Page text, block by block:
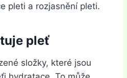
pleti a rozjasnění pleti.
pleť
složky, které jsou